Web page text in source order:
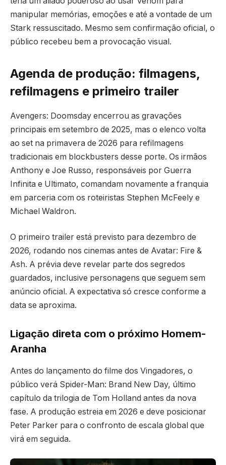
manipular memórias, emoções e até a vontade de um
Stark ressuscitado. Mesmo sem confirmação oficial, o
público recebeu bem a provocação visual.
Agenda de produção: filmagens,
refilmagens e primeiro trailer
Avengers: Doomsday encerrou as gravações
principais em setembro de 2025, mas o elenco volta
ao set na primavera de 2026 para refilmagens
tradicionais em blockbusters desse porte. Os irmãos
Anthony e Joe Russo, responsáveis por Guerra
Infinita e Ultimato, comandam novamente a franquia
em parceria com os roteiristas Stephen McFeely e
Michael Waldron.
O primeiro trailer está previsto para dezembro de
2026, rodando nos cinemas antes de Avatar: Fire &
Ash. A prévia deve revelar parte dos segredos
guardados, inclusive personagens que seguem sem
anúncio oficial. A expectativa só cresce conforme a
data se aproxima.
Ligação direta com o próximo Homem-
Aranha
Antes do lançamento do filme dos Vingadores, o
público verá Spider-Man: Brand New Day, último
capítulo da trilogia de Tom Holland antes da nova
fase. A produção estreia em 2026 e deve posicionar
Peter Parker para o confronto de escala global que
virá em seguida.